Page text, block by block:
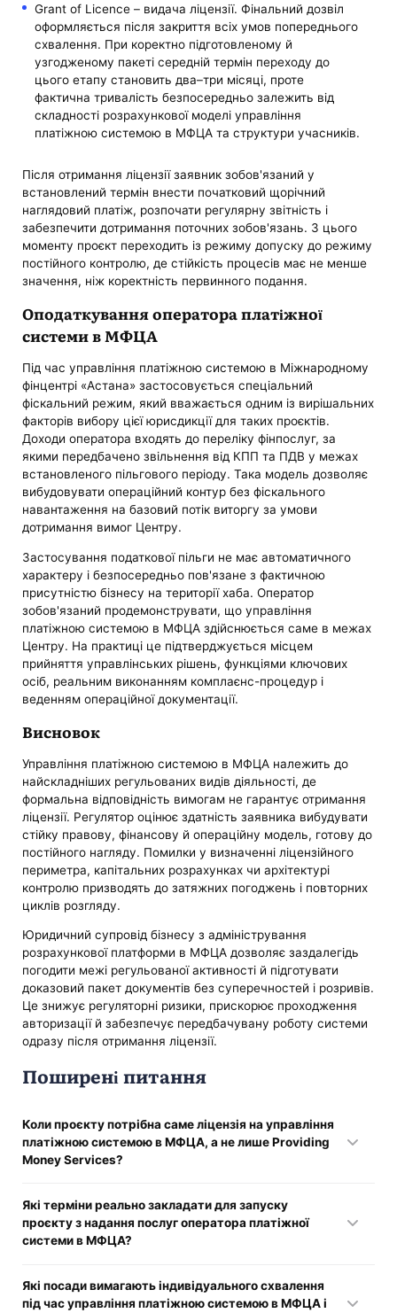
Grant of Licence – видача ліцензії. Фінальний дозвіл
оформляється після закриття всіх умов попереднього
схвалення. При коректно підготовленому й
узгодженому пакеті середній термін переходу до
цього етапу становить два–три місяці, проте
фактична тривалість безпосередньо залежить від
складності розрахункової моделі управління
платіжною системою в МФЦА та структури учасників.
Після отримання ліцензії заявник зобов'язаний у
встановлений термін внести початковий щорічний
наглядовий платіж, розпочати регулярну звітність і
забезпечити дотримання поточних зобов'язань. З цього
моменту проєкт переходить із режиму допуску до режиму
постійного контролю, де стійкість процесів має не менше
значення, ніж коректність первинного подання.
Оподаткування оператора платіжної
системи в МФЦА
Під час управління платіжною системою в Міжнародному
фінцентрі «Астана» застосовується спеціальний
фіскальний режим, який вважається одним із вирішальних
факторів вибору цієї юрисдикції для таких проєктів.
Доходи оператора входять до переліку фінпослуг, за
якими передбачено звільнення від КПП та ПДВ у межах
встановленого пільгового періоду. Така модель дозволяє
вибудовувати операційний контур без фіскального
навантаження на базовий потік виторгу за умови
дотримання вимог Центру.
Застосування податкової пільги не має автоматичного
характеру і безпосередньо пов'язане з фактичною
присутністю бізнесу на території хаба. Оператор
зобов'язаний продемонструвати, що управління
платіжною системою в МФЦА здійснюється саме в межах
Центру. На практиці це підтверджується місцем
прийняття управлінських рішень, функціями ключових
осіб, реальним виконанням комплаєнс-процедур і
веденням операційної документації.
Висновок
Управління платіжною системою в МФЦА належить до
найскладніших регульованих видів діяльності, де
формальна відповідність вимогам не гарантує отримання
ліцензії. Регулятор оцінює здатність заявника вибудувати
стійку правову, фінансову й операційну модель, готову до
постійного нагляду. Помилки у визначенні ліцензійного
периметра, капітальних розрахунках чи архітектурі
контролю призводять до затяжних погоджень і повторних
циклів розгляду.
Юридичний супровід бізнесу з адміністрування
розрахункової платформи в МФЦА дозволяє заздалегідь
погодити межі регульованої активності й підготувати
доказовий пакет документів без суперечностей і розривів.
Це знижує регуляторні ризики, прискорює проходження
авторизації й забезпечує передбачувану роботу системи
одразу після отримання ліцензії.
Поширені питання
Коли проєкту потрібна саме ліцензія на управління
платіжною системою в МФЦА, а не лише Providing
Money Services?
компанія не просто виконує перекази коштів або інші
транзакції для клієнтів, а формує й адмініструє
інфраструктуру, в межах якої такі операції здійснюються
платіжною системою в МФЦА є наявність набору
обов'язкових правил для учасників, єдиного порядку
Які терміни реально закладати для запуску
проєкту з надання послуг оператора платіжної
системи в МФЦА?
горизонтом від чотирьох місяців до пів року від готовності
концепції. Підтвердження прийому заявки AFSA
Які посади вимагають індивідуального схвалення
під час управління платіжною системою в МФЦА і